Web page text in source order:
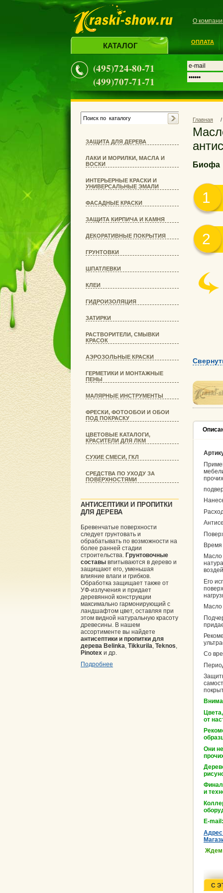
ЗАЩИТА ДЛЯ ДЕРЕВА
ЛАКИ И МОРИЛКИ, МАСЛА И
ВОСКИ
ИНТЕРЬЕРНЫЕ КРАСКИ И
УНИВЕРСАЛЬНЫЕ ЭМАЛИ
ФАСАДНЫЕ КРАСКИ
ЗАЩИТА КИРПИЧА И КАМНЯ
ДЕКОРАТИВНЫЕ ПОКРЫТИЯ
ГРУНТОВКИ
ШПАТЛЕВКИ
КЛЕИ
ГИДРОИЗОЛЯЦИЯ
ЗАТИРКИ
РАСТВОРИТЕЛИ, СМЫВКИ
КРАСОК
АЭРОЗОЛЬНЫЕ КРАСКИ
ГЕРМЕТИКИ И МОНТАЖНЫЕ
ПЕНЫ
МАЛЯРНЫЕ ИНСТРУМЕНТЫ
ФРЕСКИ, ФОТООБОИ И ОБОИ
ПОД ПОКРАСКУ
ЦВЕТОВЫЕ КАТАЛОГИ,
КРАСИТЕЛИ ДЛЯ ЛКМ
СУХИЕ СМЕСИ, ГКЛ
СРЕДСТВА ПО УХОДУ ЗА
ПОВЕРХНОСТЯМИ
АНТИСЕПТИКИ И ПРОПИТКИ
ДЛЯ ДЕРЕВА
Бревенчатые поверхности
следует грунтовать и
обрабатывать по возможности на
более ранней стадии
строительства. Грунтовочные
составы впитываются в дерево и
защищают его, уменьшая
влияние влаги и грибков.
Обработка защищает также от
УФ-излучения и придает
деревянной конструкции
максимально гармонирующий с
ландшафтом цвет, оставляя при
этом видной натуральную красоту
древесины. В нашем
ассортименте вы найдете
антисептики и пропитки для
дерева Belinka, Tikkurila, Teknos,
Pinotex и др.
Подробнее
Главная /
Масло защитное для наружных работ с
Биофа
1
2
Масло
Его
Масло
Со
от
Они
и
E-
Ждем
С
О
КАТАЛОГ ОПЛАТА
(495)724-80-71
(499)707-71-71